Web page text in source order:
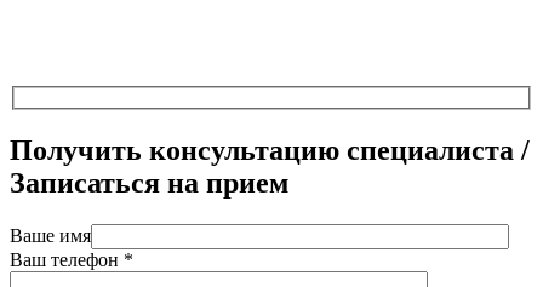
Получить консультацию специалиста /
Записаться на прием
Ваше имя
Ваш телефон *